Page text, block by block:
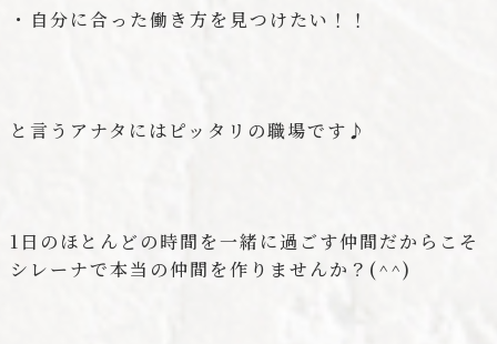
・自分に合った働き方を見つけたい！！
と言うアナタにはピッタリの職場です♪
1日のほとんどの時間を一緒に過ごす仲間だからこそ
シレーナで本当の仲間を作りませんか？(^^)